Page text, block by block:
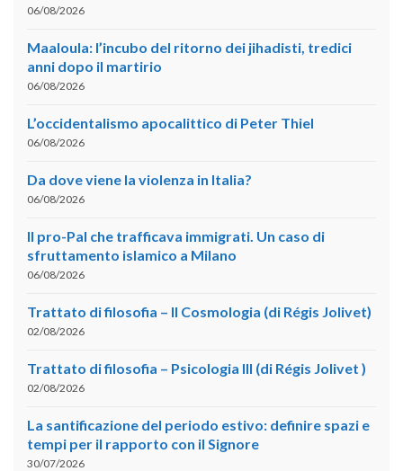
06/08/2026
Maaloula: l’incubo del ritorno dei jihadisti, tredici
anni dopo il martirio
06/08/2026
L’occidentalismo apocalittico di Peter Thiel
06/08/2026
Da dove viene la violenza in Italia?
06/08/2026
Il pro-Pal che trafficava immigrati. Un caso di
sfruttamento islamico a Milano
06/08/2026
Trattato di filosofia – II Cosmologia (di Régis Jolivet)
02/08/2026
Trattato di filosofia – Psicologia III (di Régis Jolivet )
02/08/2026
La santificazione del periodo estivo: definire spazi e
tempi per il rapporto con il Signore
30/07/2026